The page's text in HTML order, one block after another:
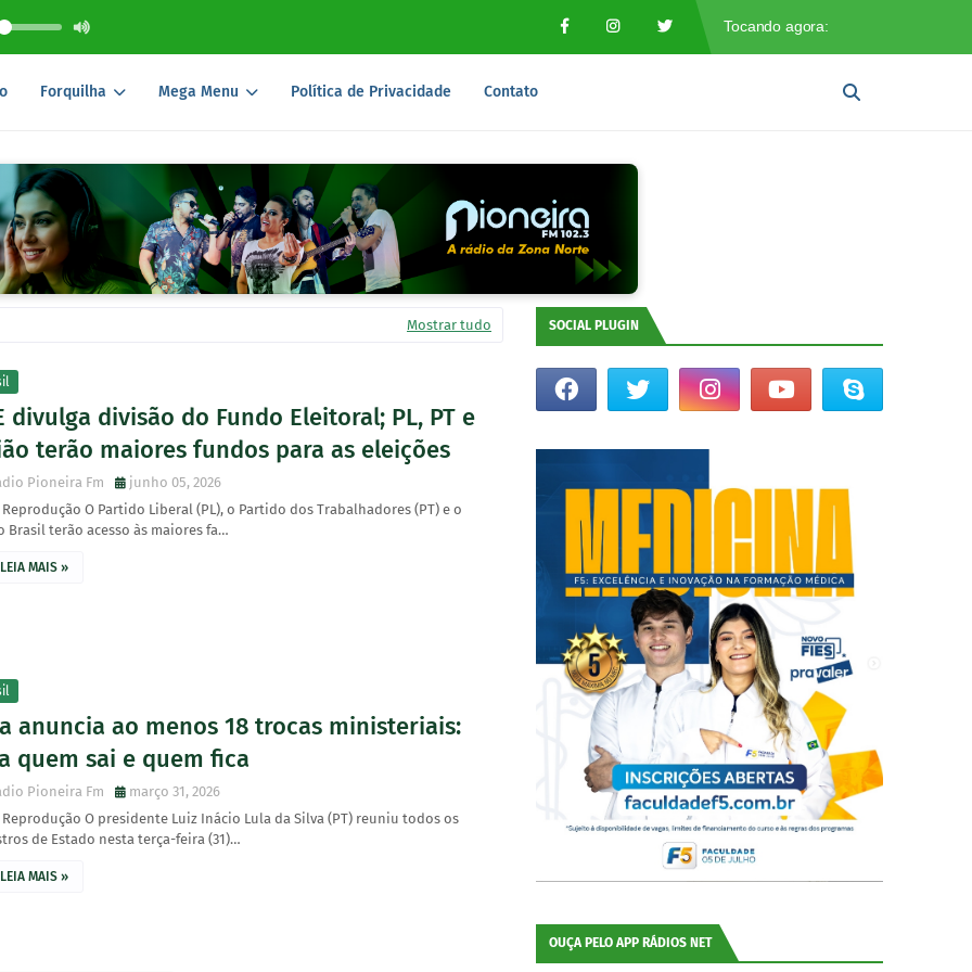
Forquilha Mega Menu Política de Privacidade Contato
Mostrar tudo
divulga divisão do Fundo Eleitoral; PL, PT e
terão maiores fundos para as eleições
Pioneira Fm
junho 05, 2026
O Partido Liberal (PL), o Partido dos Trabalhadores (PT) e o
Brasil terão acesso às maiores fa…
LEIA MAIS »
anuncia ao menos 18 trocas ministeriais:
quem sai e quem fica
Pioneira Fm
março 31, 2026
O presidente Luiz Inácio Lula da Silva (PT) reuniu todos os
de Estado nesta terça-feira (31)…
LEIA MAIS »
SOCIAL PLUGIN
OUÇA PELO APP RÁDIOS NET